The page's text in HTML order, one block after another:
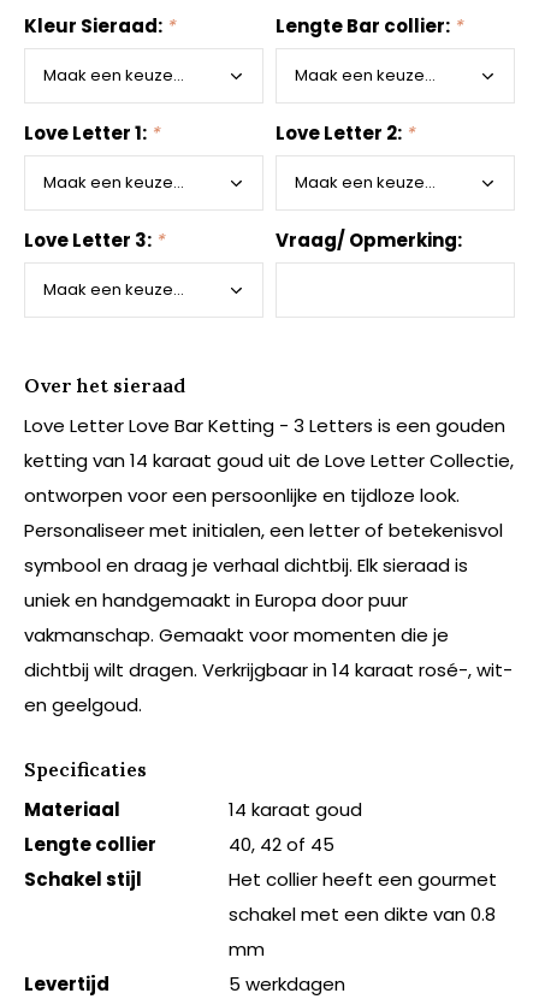
Kleur Sieraad: * Lengte Bar collier: *
Love Letter 1: * Love Letter 2: *
Love Letter 3: * Vraag/ Opmerking:
Over het sieraad
Love Letter Love Bar Ketting - 3 Letters is een gouden
ketting van 14 karaat goud uit de Love Letter Collectie,
ontworpen voor een persoonlijke en tijdloze look.
Personaliseer met initialen, een letter of betekenisvol
symbool en draag je verhaal dichtbij. Elk sieraad is
uniek en handgemaakt in Europa door puur
vakmanschap. Gemaakt voor momenten die je
dichtbij wilt dragen. Verkrijgbaar in 14 karaat rosé-, wit-
en geelgoud.
Specificaties
Materiaal
14 karaat goud
Lengte collier
40, 42 of 45
Schakel stijl
Het collier heeft een gourmet
schakel met een dikte van 0.8
mm
Levertijd
5 werkdagen